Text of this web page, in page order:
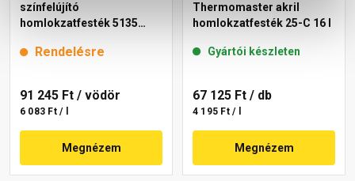
színfelújító
homlokzatfesték 5135
Rendelésre
91 245 Ft / vödör
6 083 Ft / l
Megnézem
Thermomaster akril
homlokzatfesték 25-C 16 l
Gyártói készleten
67 125 Ft / db
4 195 Ft / l
Megnézem